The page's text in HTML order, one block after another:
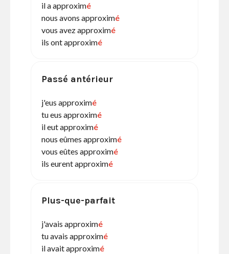
il a approximé
nous avons approximé
vous avez approximé
ils ont approximé
Passé antérieur
j'eus approximé
tu eus approximé
il eut approximé
nous eûmes approximé
vous eûtes approximé
ils eurent approximé
Plus-que-parfait
j'avais approximé
tu avais approximé
il avait approximé